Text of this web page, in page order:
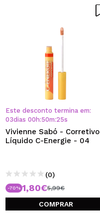
Este desconto termina em:
03dias 00 h:50m:25s
Vivienne Sabó - Corretivo
Líquido C-Energie - 04
(0)
-70% 1,80€5,99€
COMPRAR